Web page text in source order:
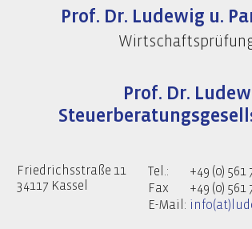
Prof. Dr. Ludewig u.
Prof. Dr.
Friedrichsstraße 11
34117 Kassel
Tel.:
+49 (0) 561
Fax
+49 (0) 561
E-Mail: